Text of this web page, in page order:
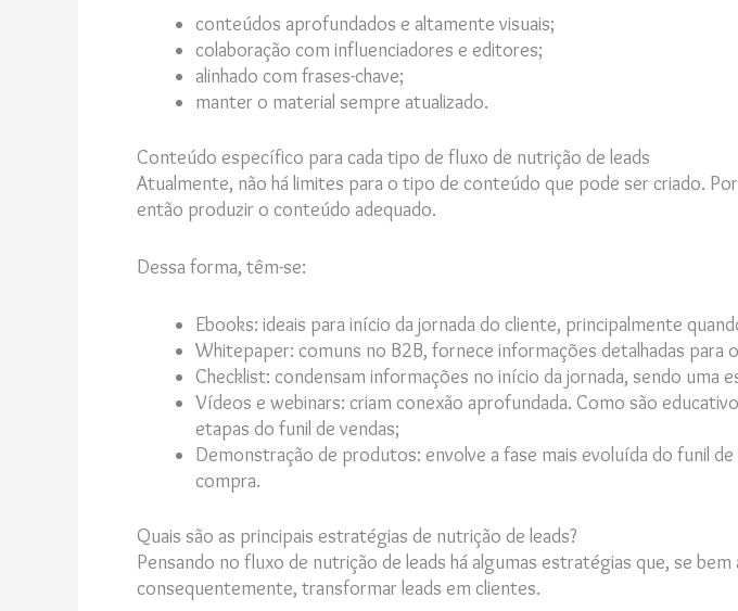
conteúdos aprofundados e altamente visuais;
colaboração com influenciadores e editores;
alinhado com frases-chave;
manter o material sempre atualizado.
Conteúdo específico para cada tipo de fluxo de nutrição de leads
Atualmente, não há limites para o tipo de conteúdo que pode ser criado.
então produzir o conteúdo adequado.
Dessa forma, têm-se:
Ebooks: ideais para início da jornada do cliente, principalmente
Whitepaper: comuns no B2B, fornece informações detalhadas para
Checklist: condensam informações no início da jornada, sendo
Vídeos e webinars: criam conexão aprofundada. Como são
etapas do funil de vendas;
Demonstração de produtos: envolve a fase mais evoluída do funil
compra.
Quais são as principais estratégias de nutrição de leads?
Pensando no fluxo de nutrição de leads há algumas estratégias que, se bem
consequentemente, transformar leads em clientes.